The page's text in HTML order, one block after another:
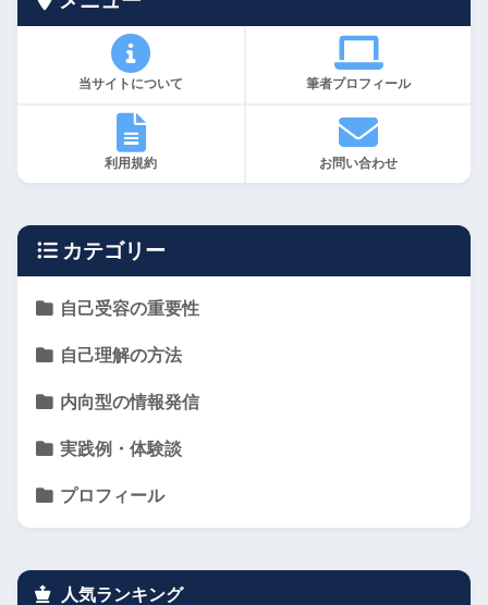
当サイトについて 筆者プロフィール
利用規約 お問い合わせ
カテゴリー
自己受容の重要性
自己理解の方法
内向型の情報発信
実践例・体験談
プロフィール
人気ランキング